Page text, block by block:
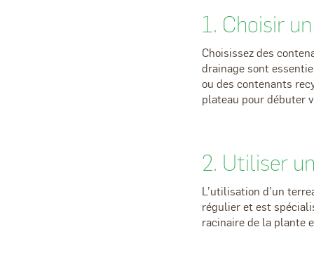
1. Choisir
Choisissez des
drainage sont
ou des contenants
plateau pour débuter
2. Utiliser
L’utilisation d’un
régulier et est
racinaire de la plante